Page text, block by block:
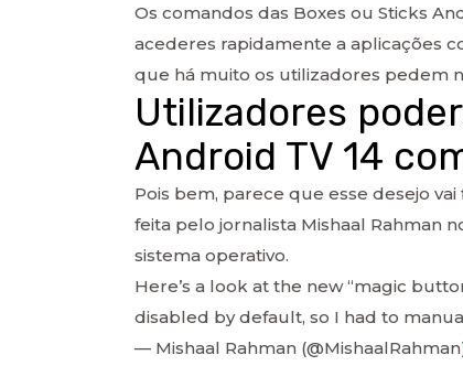
Os comandos das Boxes ou Sticks
acederes rapidamente a aplicações
que há muito os utilizadores pedem
Utilizadores
Android TV 14
Pois bem, parece que esse desejo
feita pelo jornalista Mishaal Rahman
sistema operativo.
Here’s a look at the new “magic
disabled by default, so I had to
— Mishaal Rahman